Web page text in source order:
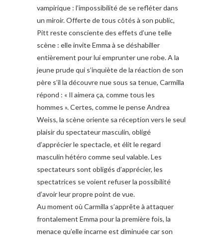
vampirique : l’impossibilité de se refléter dans
un miroir. Offerte de tous côtés à son public,
Pitt reste consciente des effets d’une telle
scène : elle invite Emma à se déshabiller
entièrement pour lui emprunter une robe. A la
jeune prude qui s’inquiète de la réaction de son
père s’il la découvre nue sous sa tenue, Carmilla
répond : « Il aimera ça, comme tous les
hommes ». Certes, comme le pense Andrea
Weiss, la scène oriente sa réception vers le seul
plaisir du spectateur masculin, obligé
d’apprécier le spectacle, et élit le regard
masculin hétéro comme seul valable. Les
spectateurs sont obligés d’apprécier, les
spectatrices se voient refuser la possibilité
d’avoir leur propre point de vue.
Au moment où Carmilla s’apprête à attaquer
frontalement Emma pour la première fois, la
menace qu’elle incarne est diminuée car son